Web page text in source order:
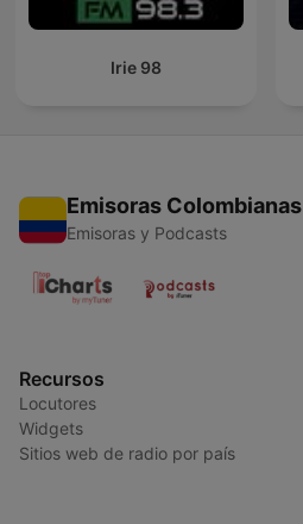
Irie 98
Emisoras Colombianas
Emisoras y Podcasts
Recursos
Locutores
Widgets
Sitios web de radio por país